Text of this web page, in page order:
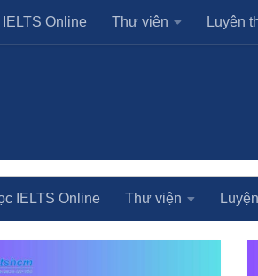
IELTS Online Thư viện Luyện
IELTS Online Thư viện